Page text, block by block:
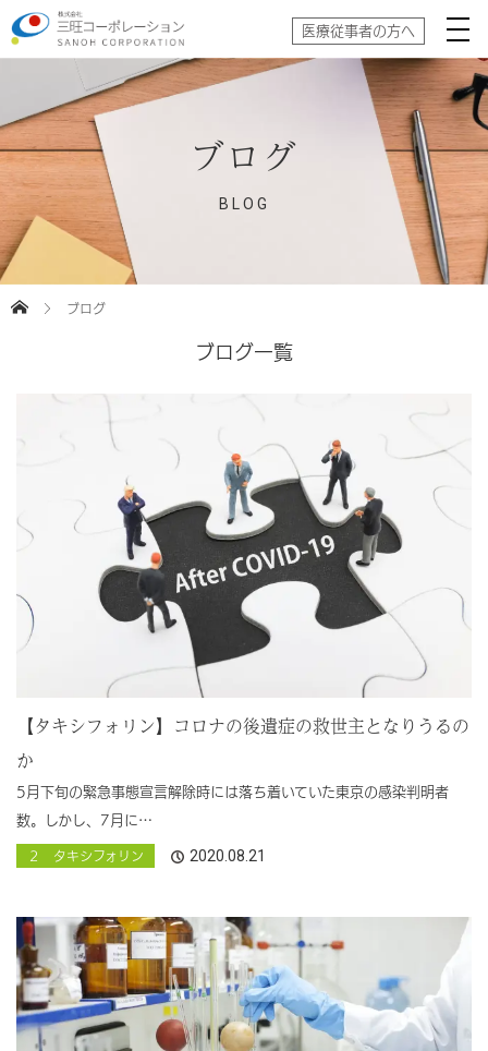
医療従事者の方へ
ブログ
BLOG
ブログ
ブログ一覧
【タキシフォリン】コロナの後遺症の救世主となりうるの
か
5月下旬の緊急事態宣言解除時には落ち着いていた東京の感染判明者
数。しかし、7月に…
２ タキシフォリン 2020.08.21